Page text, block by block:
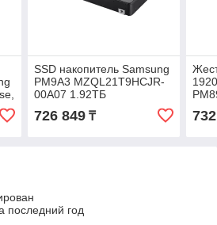
SSD накопитель Samsung
PM9A3 MZQL21T9HCJR-
00A07 1.92ТБ
726 849₸
последний год